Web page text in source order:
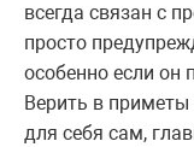
всегда связан с
просто
особенно если он
Верить в
для себя сам,